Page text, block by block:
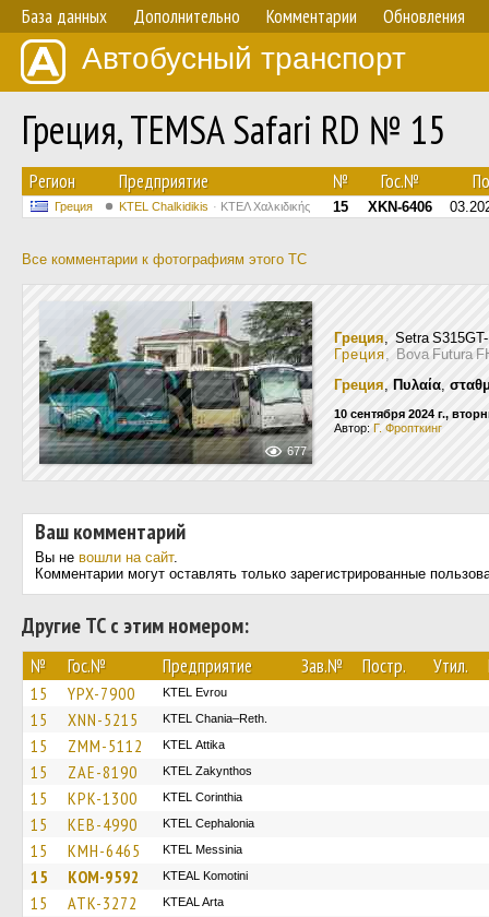
База данных Дополнительно Комментарии Обновления
Автобусный транспорт
Греция, TEMSA Safari RD № 15
Регион Предприятие № Гос.№
Греция ΚΤΕL Chalkidikis ΚΤΕΛ Χαλκιδικής 15 XKN-6406
Все комментарии к фотографиям этого ТС
677
Греция, Setra
Греция, Bova Futura
Греция, Πυλαία,
10 сентября 2024 г.,
Автор: Г. Фропткинг
Ваш комментарий
Вы не вошли на сайт.
Комментарии могут оставлять только зарегистрированные
Другие ТС с этим номером:
№ Гос.№ Предприятие Зав.№ Постр. Утил.
15 YPX-7900 KTEL Evrou
15 XNN-5215 KTEL Chania–Reth.
15 ZMM-5112 KΤΕL Αttika
15 ZAE-8190 KTEL Zakynthos
15 KPK-1300 KTEL Corinthia
15 KEB-4990 KTEL Cephalonia
15 KMH-6465 KTEL Messinia
15 KOM-9592 KTEAL Komotini
15 ATK-3272 KTEAL Arta